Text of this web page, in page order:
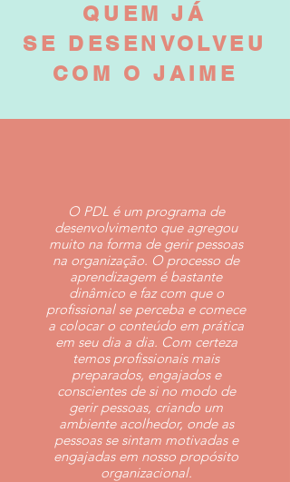
QUEM JÁ
SE DESENVOLVEU
COM O JAIME
O PDL é um programa de
desenvolvimento que agregou
muito na forma de gerir pessoas
na organização. O processo de
aprendizagem é bastante
dinâmico e faz com que o
profissional se perceba e comece
a colocar o conteúdo em prática
em seu dia a dia. Com certeza
temos profissionais mais
preparados, engajados e
conscientes de si no modo de
gerir pessoas, criando um
ambiente acolhedor, onde as
pessoas se sintam motivadas e
engajadas em nosso propósito
organizacional.